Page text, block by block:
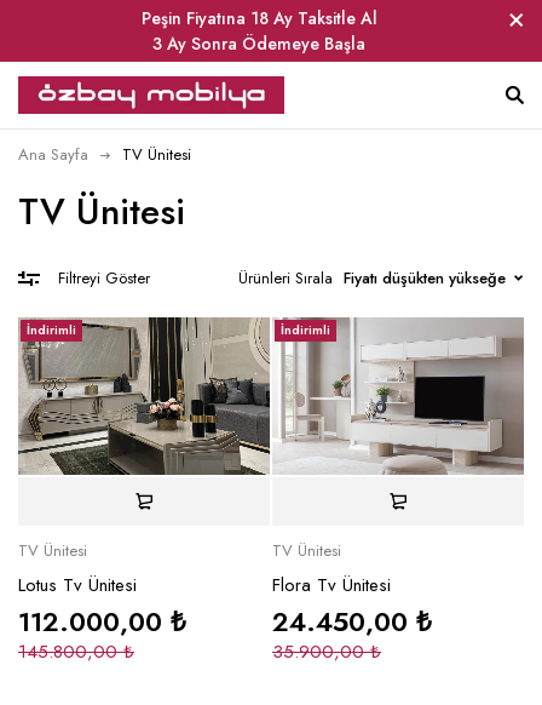
Peşin Fiyatına 18 Ay Taksitle Al
3 Ay Sonra Ödemeye Başla
TV Ünitesi
Ana Sayfa TV Ünitesi
Filtreyi Göster Ürünleri Sırala Fiyatı düşükten yükseğe
İndirimli
TV Ünitesi
Lotus Tv Ünitesi
145.800,00₺
112.000,00 ₺
İndirimli
TV Ünitesi
Flora Tv Ünitesi
35.900,00₺
24.450,00 ₺